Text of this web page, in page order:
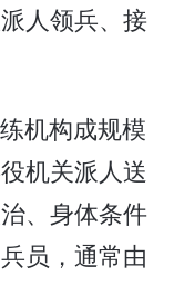
人领兵、接
机构成规模
机关派人送
、身体条件
员，通常由